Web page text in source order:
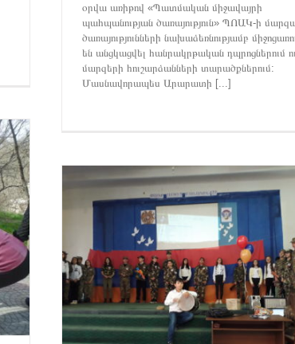
օրվա առիթով «Պատմական միջավայրի
պահպանության ծառայություն» ՊՈԱԿ-ի
ծառայությունների նախաձեռնությամբ
են անցկացվել հանրակրթական դպրոցներում ու
մարզերի հուշարձանների տարածքներում:
Մասնավորապես Արարատի [...]